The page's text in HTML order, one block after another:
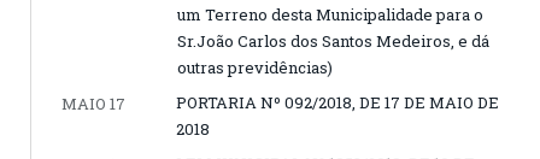
um Terreno desta Municipalidade para o
Sr.João Carlos dos Santos Medeiros, e dá
outras previdências)
MAIO 17
PORTARIA Nº 092/2018, DE 17 DE MAIO DE
2018